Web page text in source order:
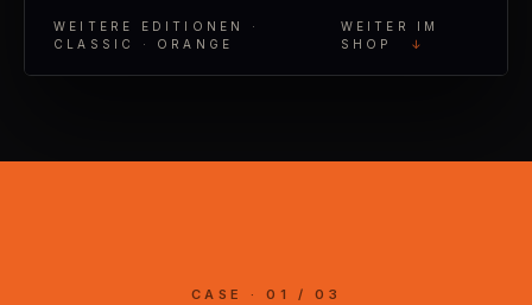
WEITERE EDITIONEN ·
CLASSIC · ORANGE
WEITER IM
SHOP
CASE · 01 / 03